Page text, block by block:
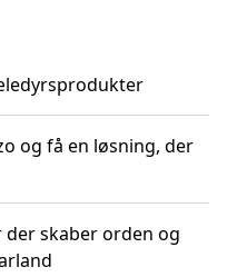
og få en løsning, der
skaber orden og